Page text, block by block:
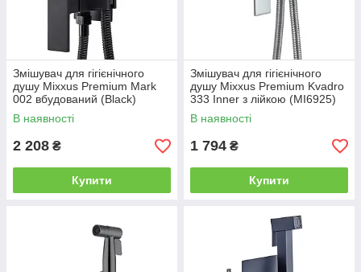
Змішувач для гігієнічного
душу Mixxus Premium Mark
002 вбудований (Black)
(MI5982)
В наявності
2 208 ₴
Купити
Змішувач для гігієнічного
душу Mixxus Premium Kvadro
333 Inner з лійкою (MI6925)
В наявності
1 794 ₴
Купити